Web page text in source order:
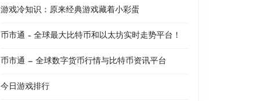
游戏冷知识：原来经典游戏藏着小彩蛋
币市通 – 全球最大比特币和以太坊实时走势平台！
币市通 — 全球数字货币行情与比特币资讯平台
今日游戏排行